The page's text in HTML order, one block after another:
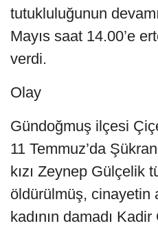
tutukluluğunun
Mayıs saat 14.00’e
verdi.
Olay
Gündoğmuş ilçesi
11 Temmuz’da
kızı Zeynep Gülçelik
öldürülmüş, cinayetin
kadının damadı